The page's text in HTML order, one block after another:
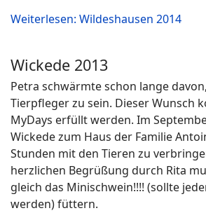
Weiterlesen: Wildeshausen 2014
Wickede 2013
Petra schwärmte schon lange
Tierpfleger zu sein. Dieser Wunsch
MyDays erfüllt werden. Im
Wickede zum Haus der Familie
Stunden mit den Tieren zu
herzlichen Begrüßung durch Rita
gleich das Minischwein!!!! (sollte
werden) füttern.